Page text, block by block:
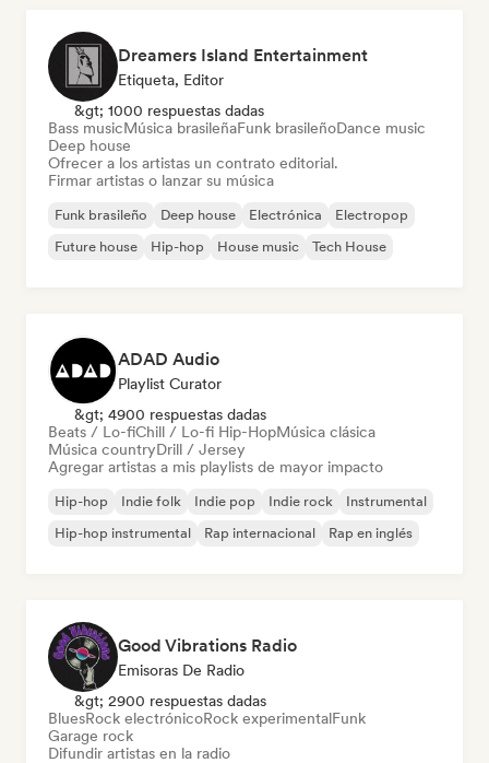
Dreamers Island Entertainment
Etiqueta, Editor
&gt; 1000 respuestas dadas
Bass musicMúsica brasileñaFunk brasileñoDance music
Deep house
Ofrecer a los artistas un contrato editorial.
Firmar artistas o lanzar su música
Funk brasileño Deep house Electrónica
Electropop
Future house
Hip-hop House music Tech House
ADAD Audio
Playlist Curator
&gt; 4900 respuestas dadas
Beats / Lo-fiChill / Lo-fi Hip-HopMúsica clásica
Música countryDrill / Jersey
Agregar artistas a mis playlists de mayor impacto
Hip-hop Indie folk Indie pop Indie rock
Instrumental
Hip-hop instrumental
Rap internacional Rap en inglés
Good Vibrations Radio
Emisoras De Radio
&gt; 2900 respuestas dadas
BluesRock electrónicoRock experimentalFunk
Garage rock
Difundir artistas en la radio